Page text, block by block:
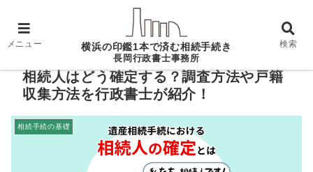
ホーム 相続手続の基礎
相続人はどう確定する？調
査方法や戸籍収集方法を行政書士が紹介！
相続人はどう確定する？調査方法や戸籍
収集方法を行政書士が紹介！
相続手続の基礎
メニュー 横浜の印鑑1本で済む相続手続き
長岡行政書士事務所
検索